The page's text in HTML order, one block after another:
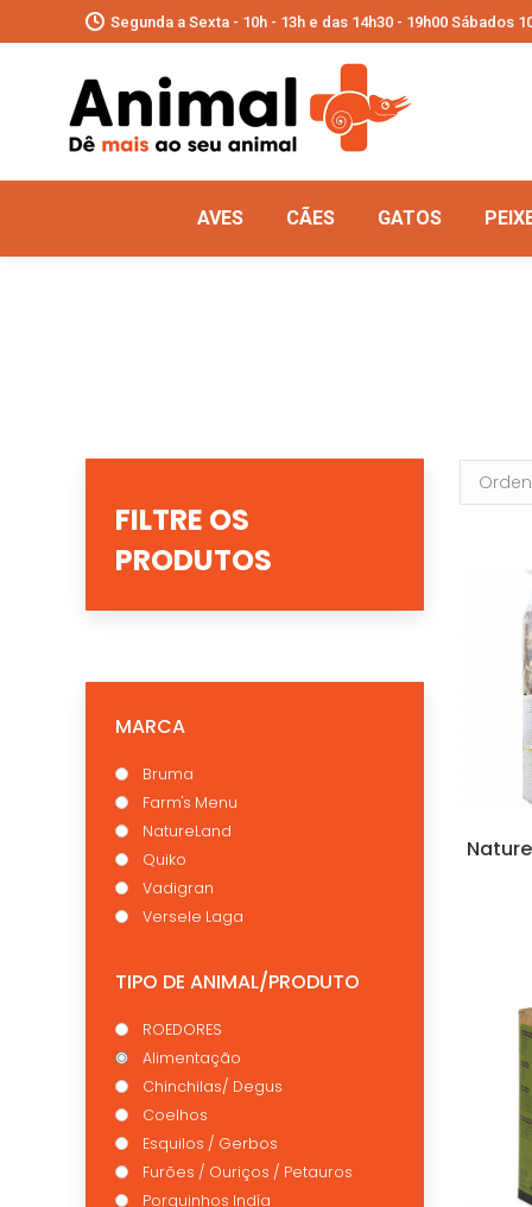
Segunda a Sexta - 10h - 13h e das 14h30 - 19h00 Sábados
AVES CÃES GATOS
FILTRE OS
PRODUTOS
MARCA
Bruma
Farm's Menu
NatureLand
Quiko
Vadigran
Versele Laga
TIPO DE ANIMAL/PRODUTO
ROEDORES
Alimentação
Chinchilas/ Degus
Coelhos
Esquilos / Gerbos
Furões / Ouriços / Petauros
Porquinhos Indía